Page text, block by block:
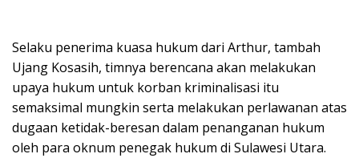
Selaku penerima kuasa hukum dari Arthur, tambah
Ujang Kosasih, timnya berencana akan melakukan
upaya hukum untuk korban kriminalisasi itu
semaksimal mungkin serta melakukan perlawanan atas
dugaan ketidak-beresan dalam penanganan hukum
oleh para oknum penegak hukum di Sulawesi Utara.